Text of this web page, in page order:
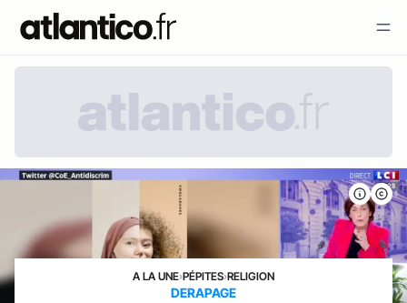
A LA UNE›PÉPITES›RELIGION
DERAPAGE